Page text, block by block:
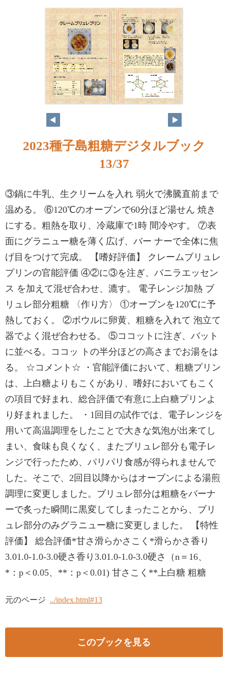
2023種子島粗糖デジタルブック
13/37
③鍋に牛乳、生クリームを入れ 弱火で沸騰直前まで
温める。 ⑥120℃のオーブンで60分ほど湯せん 焼き
にする。粗熱を取り、冷蔵庫で1時 間冷やす。 ⑦表
面にグラニュー糖を薄く広げ、バー ナーで全体に焦
げ目をつけて完成。 【嗜好評価】 クレームブリュレ
プリンの官能評価 ④②に③を注ぎ、バニラエッセン
ス を加えて混ぜ合わせ、漉す。 電子レンジ加熱 ブ
リュレ部分粗糖 〈作り方〉 ①オーブンを120℃に予
熱しておく。 ②ボウルに卵黄、粗糖を入れて 泡立て
器でよく混ぜ合わせる。 ⑤ココットに注ぎ、バット
に並べる。ココッ トの半分ほどの高さまでお湯をは
る。 ☆コメント☆ ・官能評価において、粗糖プリン
は、上白糖よりもこくがあり、嗜好においてもこく
の項目で好まれ、総合評価で有意に上白糖プリンよ
り好まれました。 ・1回目の試作では、電子レンジを
用いて高温調理をしたことで大きな気泡が出来てし
まい、食味も良くなく、またブリュレ部分も電子レ
ンジで行ったため、パリパリ食感が得られませんで
した。そこで、2回目以降からはオーブンによる湯煎
調理に変更しました。ブリュレ部分は粗糖をバーナ
ーで炙った瞬間に黒変してしまったことから、ブリ
ュレ部分のみグラニュー糖に変更しました。 【特性
評価】 総合評価*甘さ滑らかさこく*滑らかさ香り
3.01.0-1.0-3.0硬さ香り3.01.0-1.0-3.0硬さ（n＝16、
*：p＜0.05、**：p＜0.01) 甘さこく**上白糖 粗糖
元のページ ../index.html#13
このブックを見る